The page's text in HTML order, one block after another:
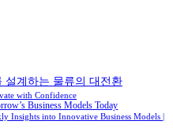
설계하는 물류의 대전환
with Confidence
Business Models Today
Insights into Innovative Business Models |